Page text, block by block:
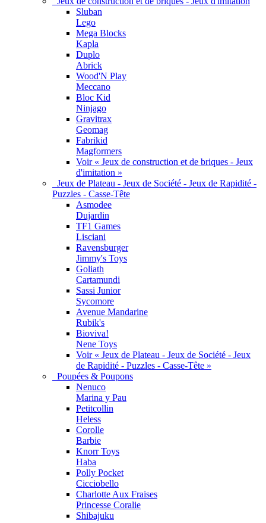
Sluban
Lego
Mega Blocks
Kapla
Duplo
Abrick
Wood'N Play
Meccano
Bloc Kid
Ninjago
Gravitrax
Geomag
Fabrikid
Magformers
Voir « Jeux de construction et de briques - Jeux
d'imitation »
Jeux de Plateau - Jeux de Société - Jeux de Rapidité -
Puzzles - Casse-Tête
Asmodee
Dujardin
TF1 Games
Lisciani
Ravensburger
Jimmy's Toys
Goliath
Cartamundi
Sassi Junior
Sycomore
Avenue Mandarine
Rubik's
Bioviva!
Nene Toys
Voir « Jeux de Plateau - Jeux de Société - Jeux
de Rapidité - Puzzles - Casse-Tête »
Poupées & Poupons
Nenuco
Marina y Pau
Petitcollin
Heless
Corolle
Barbie
Knorr Toys
Haba
Polly Pocket
Cicciobello
Charlotte Aux Fraises
Princesse Coralie
Shibajuku